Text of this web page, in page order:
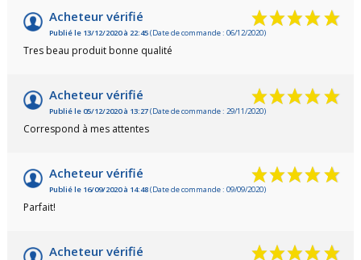
Acheteur vérifié
Publié le 13/12/2020 à 22:45(Date de commande : 06/12/2020)
Tres beau produit bonne qualité
Acheteur vérifié
Publié le 05/12/2020 à 13:27(Date de commande : 29/11/2020)
Correspond à mes attentes
Acheteur vérifié
Publié le 16/09/2020 à 14:48(Date de commande : 09/09/2020)
Parfait!
Acheteur vérifié